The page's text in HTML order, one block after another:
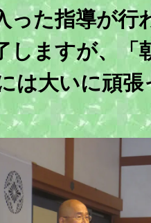
った指導が行
しますが、「
は大いに頑